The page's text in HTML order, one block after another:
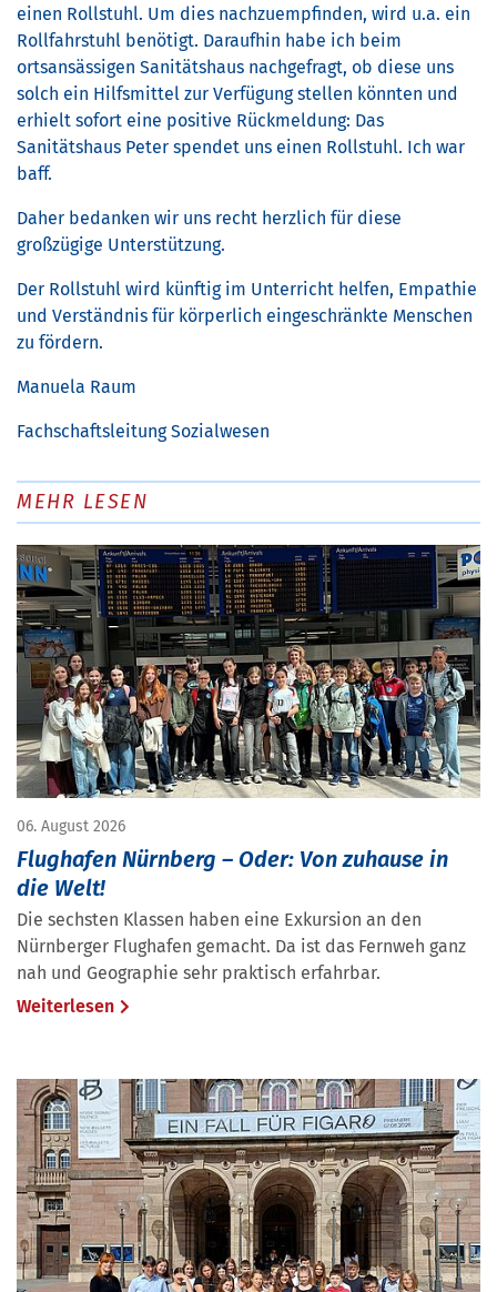
einen Rollstuhl. Um dies nachzuempfinden, wird u.a. ein
Rollfahrstuhl benötigt. Daraufhin habe ich beim
ortsansässigen Sanitätshaus nachgefragt, ob diese uns
solch ein Hilfsmittel zur Verfügung stellen könnten und
erhielt sofort eine positive Rückmeldung: Das
Sanitätshaus Peter spendet uns einen Rollstuhl. Ich war
baff.
Daher bedanken wir uns recht herzlich für diese
großzügige Unterstützung.
Der Rollstuhl wird künftig im Unterricht helfen, Empathie
und Verständnis für körperlich eingeschränkte Menschen
zu fördern.
Manuela Raum
Fachschaftsleitung Sozialwesen
MEHR LESEN
06. August 2026
Flughafen Nürnberg – Oder: Von zuhause in
die Welt!
Die sechsten Klassen haben eine Exkursion an den
Nürnberger Flughafen gemacht. Da ist das Fernweh ganz
nah und Geographie sehr praktisch erfahrbar.
Weiterlesen